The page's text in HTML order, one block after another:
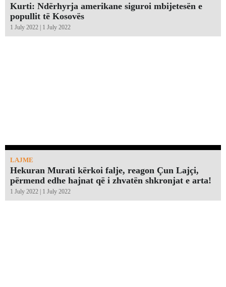
Kurti: Ndërhyrja amerikane siguroi mbijetesën e
popullit të Kosovës
1 July 2022 | 1 July 2022
LAJME
Hekuran Murati kërkoi falje, reagon Çun Lajçi,
përmend edhe hajnat që i zhvatën shkronjat e arta!￼
1 July 2022 | 1 July 2022